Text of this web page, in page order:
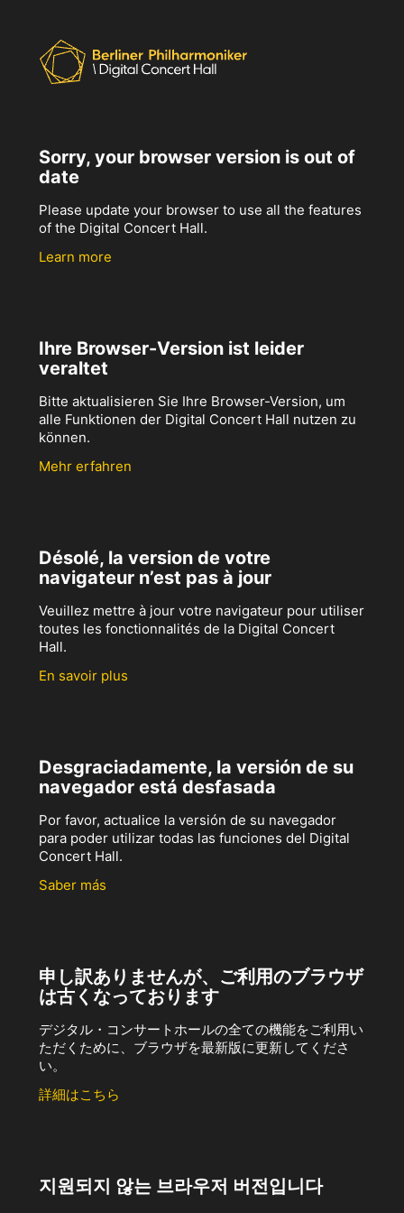
Sorry, your browser version is out of
date
Please update your browser to use all the features
of the Digital Concert Hall.
Learn more
Ihre Browser-Version ist leider
veraltet
Bitte aktualisieren Sie Ihre Browser-Version, um
alle Funktionen der Digital Concert Hall nutzen zu
können.
Mehr erfahren
Désolé, la version de votre
navigateur n’est pas à jour
Veuillez mettre à jour votre navigateur pour utiliser
toutes les fonctionnalités de la Digital Concert
Hall.
En savoir plus
Desgraciadamente, la versión de su
navegador está desfasada
Por favor, actualice la versión de su navegador
para poder utilizar todas las funciones del Digital
Concert Hall.
Saber más
申し訳ありませんが、ご利用のブラウザ
は古くなっております
デジタル・コンサートホールの全ての機能をご利用い
ただくために、ブラウザを最新版に更新してくださ
い。
詳細はこちら
지원되지 않는 브라우저 버전입니다